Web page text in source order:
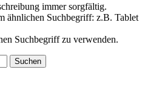
immer sorgfältig.
ähnlichen Suchbegriff: z.B. Tablet
Suchbegriff zu verwenden.
Suchen